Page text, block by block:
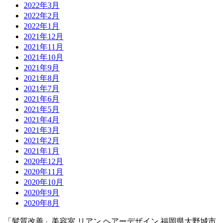
2022年3月
2022年2月
2022年1月
2021年12月
2021年11月
2021年10月
2021年9月
2021年8月
2021年7月
2021年6月
2021年5月
2021年4月
2021年3月
2021年2月
2021年1月
2020年12月
2020年11月
2020年10月
2020年9月
2020年8月
「髪質改善」美容室 リアン ヘアーデザイン 福岡県大野城市